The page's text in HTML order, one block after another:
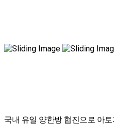
국내 유일 양한방 협진으로 아